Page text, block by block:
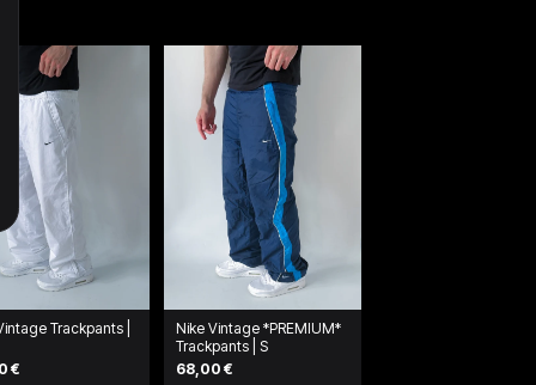
Trackpants |
€
Nike Vintage *PREMIUM*
Trackpants | S
68,00 €